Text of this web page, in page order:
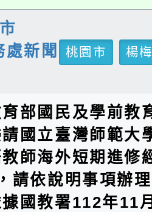
新聞
桃園市
楊
部國民及學前教
國立臺灣師範大
師海外短期進修
請依說明事項辦
國教署112年11